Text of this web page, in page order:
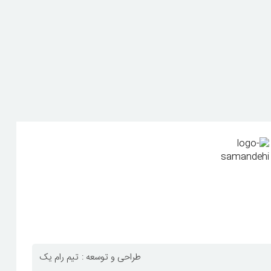
تیم رام یک طراحی و توسعه :